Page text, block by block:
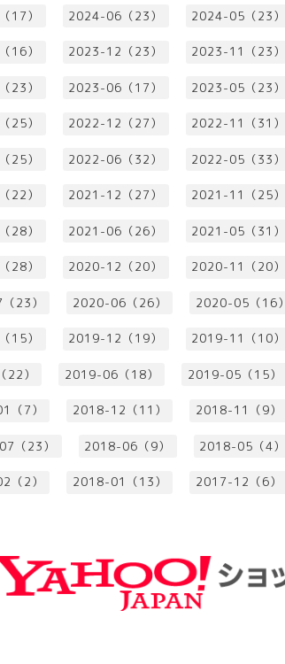
17） 2024-06（23） 2024-05（23）
16） 2023-12（23） 2023-11（23）
23） 2023-06（17） 2023-05（23）
25） 2022-12（27） 2022-11（31）
25） 2022-06（32） 2022-05（33）
22） 2021-12（27） 2021-11（25）
28） 2021-06（26） 2021-05（31）
28） 2020-12（20） 2020-11（20）
23） 2020-06（26） 2020-05（16）
15） 2019-12（19） 2019-11（10）
） 2019-06（18） 2019-05（15）
（7） 2018-12（11） 2018-11（9）
（23） 2018-06（9） 2018-05（4）
（2） 2018-01（13） 2017-12（6）